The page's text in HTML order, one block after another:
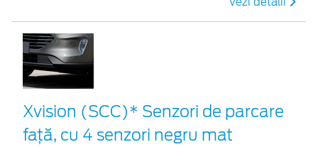
Xvision (SCC)* Senzori de parcare
față, cu 4 senzori negru mat